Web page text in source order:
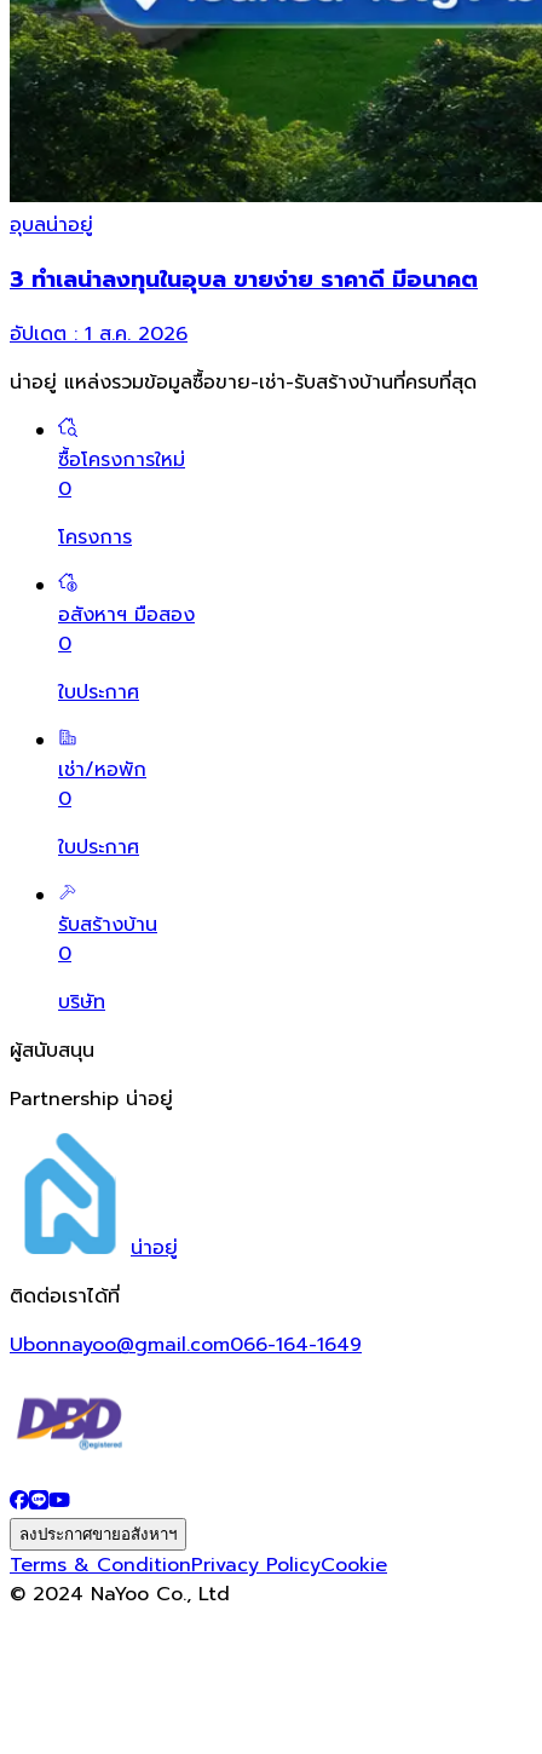
อุบลน่าอยู่
3 ทำเลน่าลงทุนในอุบล ขายง่าย ราคาดี มีอนาคต
อัปเดต :1 ส.ค. 2026
น่าอยู่ แหล่งรวมข้อมูลซื้อขาย-เช่า-รับสร้างบ้านที่ครบที่สุด
ซื้อโครงการใหม่
0
โครงการ
อสังหาฯ มือสอง
0
ใบประกาศ
เช่า/หอพัก
0
ใบประกาศ
รับสร้างบ้าน
0
บริษัท
ผู้สนับสนุน
Partnership น่าอยู่
น่าอยู่
ติดต่อเราได้ที่
Ubonnayoo@gmail.com066-164-1649
ลงประกาศขายอสังหาฯ
Terms & ConditionPrivacy PolicyCookie
© 2024 NaYoo Co., Ltd